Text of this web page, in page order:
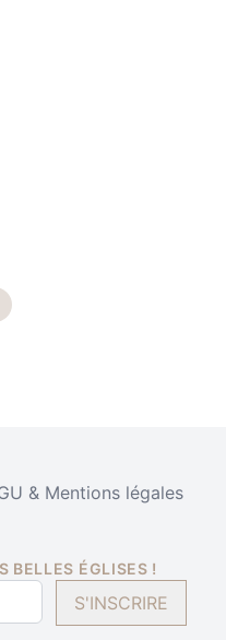
& Mentions légales
BELLES ÉGLISES !
S'INSCRIRE